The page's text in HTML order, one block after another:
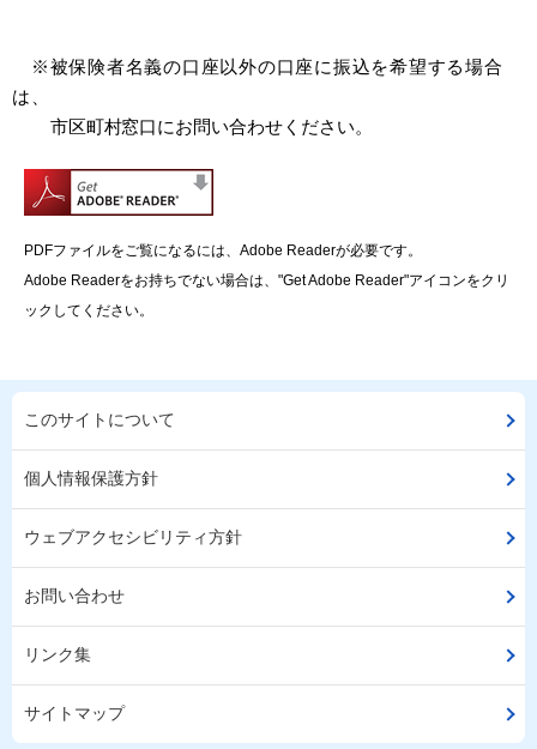
※被保険者名義の口座以外の口座に振込を希望する場合
は、
市区町村窓口にお問い合わせください。
PDFファイルをご覧になるには、Adobe Readerが必要です。
Adobe Readerをお持ちでない場合は、"Get Adobe Reader"アイコンをクリ
ックしてください。
このサイトについて
個人情報保護方針
ウェブアクセシビリティ方針
お問い合わせ
リンク集
サイトマップ